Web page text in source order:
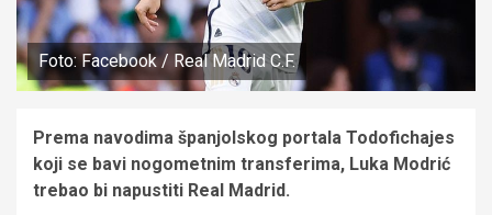
Foto: Facebook / Real Madrid C.F.
Prema navodima španjolskog portala Todofichajes
koji se bavi nogometnim transferima, Luka Modrić
trebao bi napustiti Real Madrid.